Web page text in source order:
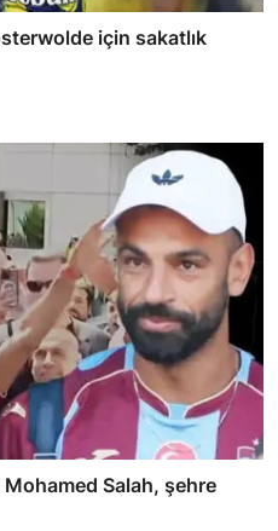
için sakatlık
Mohamed Salah, şehre